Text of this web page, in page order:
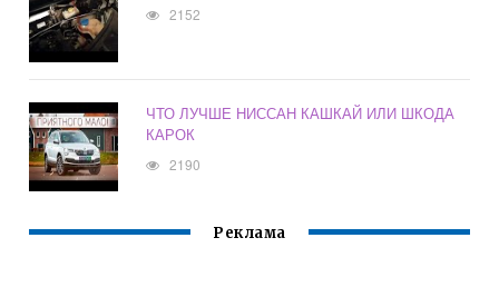
2152
ЧТО ЛУЧШЕ НИССАН КАШКАЙ ИЛИ ШКОДА
КАРОК
2190
Реклама